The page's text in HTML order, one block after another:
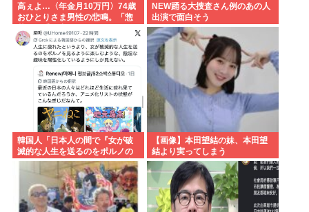
高ぇよ…〈年金月10万円〉74歳
おひとりさま男性の悲鳴。「惣
菜すら手が出ない」
NEW踊る大捜査さん例のあの人
出演で面白そう
韓国人「日本人の間で『女が破
滅的な人生を送るのをポルノの
ように楽しむ陰湿な趣味』が流
行っている」119万バズ
【画像】本田望結の妹、本田望
結より実ってしまう